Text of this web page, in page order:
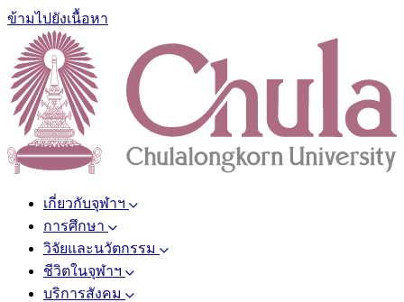
ข้ามไปยังเนื้อหา
เกี่ยวกับจุฬาฯ
การศึกษา
วิจัยและนวัตกรรม
ชีวิตในจุฬาฯ
บริการสังคม